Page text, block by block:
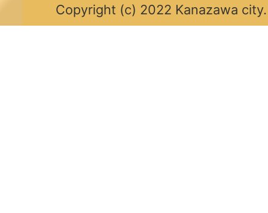
Copyright (c) 2022 Kanazawa